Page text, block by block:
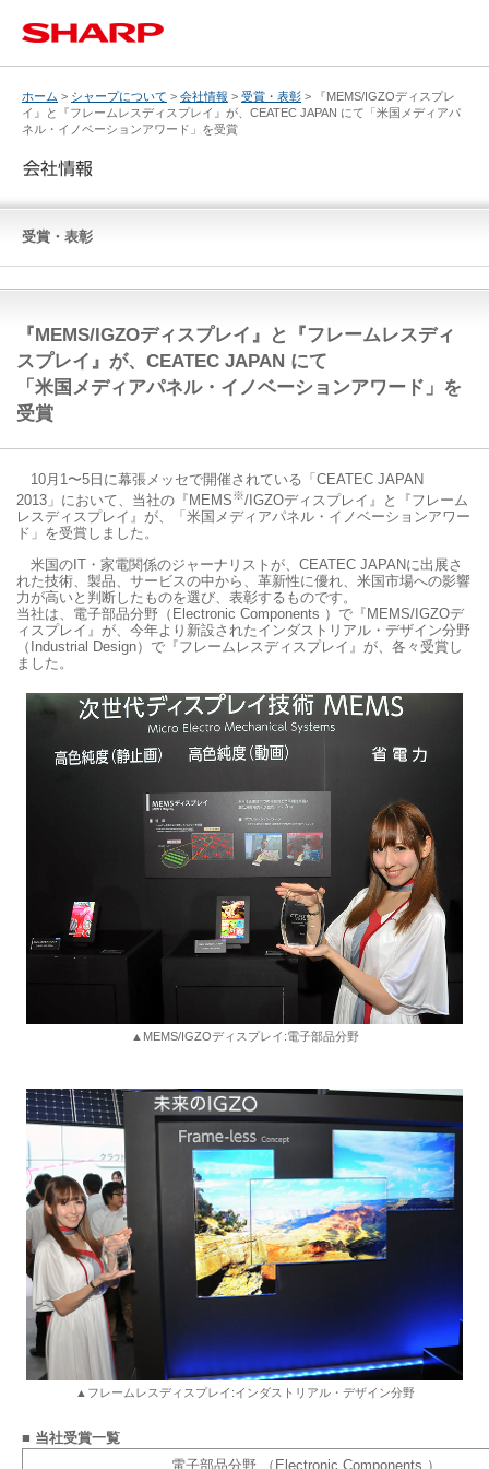
ホーム > シャープについて > 会社情報 > 受賞・表彰 > 『MEMS/IGZOディスプレ
イ』と『フレームレスディスプレイ』が、CEATEC JAPAN にて「米国メディアパ
ネル・イノベーションアワード」を受賞
受賞・表彰
『MEMS/IGZOディスプレイ』と『フレームレスディ
スプレイ』が、CEATEC JAPAN にて
「米国メディアパネル・イノベーションアワード」を
受賞
10月1〜5日に幕張メッセで開催されている「CEATEC JAPAN
2013」において、当社の『MEMS※/IGZOディスプレイ』と『フレーム
レスディスプレイ』が、「米国メディアパネル・イノベーションアワー
ド」を受賞しました。
米国のIT・家電関係のジャーナリストが、CEATEC JAPANに出展さ
れた技術、製品、サービスの中から、革新性に優れ、米国市場への影響
力が高いと判断したものを選び、表彰するものです。
当社は、電子部品分野（Electronic Components ）で『MEMS/IGZOデ
ィスプレイ』が、今年より新設されたインダストリアル・デザイン分野
（Industrial Design）で『フレームレスディスプレイ』が、各々受賞し
ました。
▲MEMS/IGZOディスプレイ:電子部品分野
▲フレームレスディスプレイ:インダストリアル・デザイン分野
■ 当社受賞一覧
電子部品分野 （Electronic Components ）